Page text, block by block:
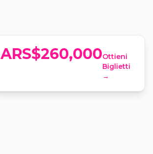
ARS$260,000Ottieni
Biglietti
→